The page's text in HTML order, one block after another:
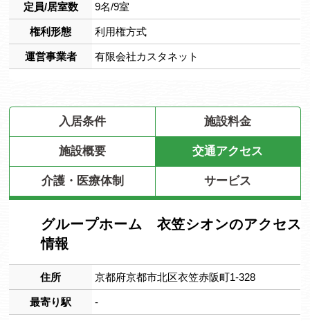
定員/居室数 9名/9室
権利形態 利用権方式
運営事業者 有限会社カスタネット
入居条件 施設料金
施設概要 交通アクセス
介護・医療体制 サービス
グループホーム 衣笠シオンのアクセス
情報
住所 京都府京都市北区衣笠赤阪町1-328
最寄り駅 -